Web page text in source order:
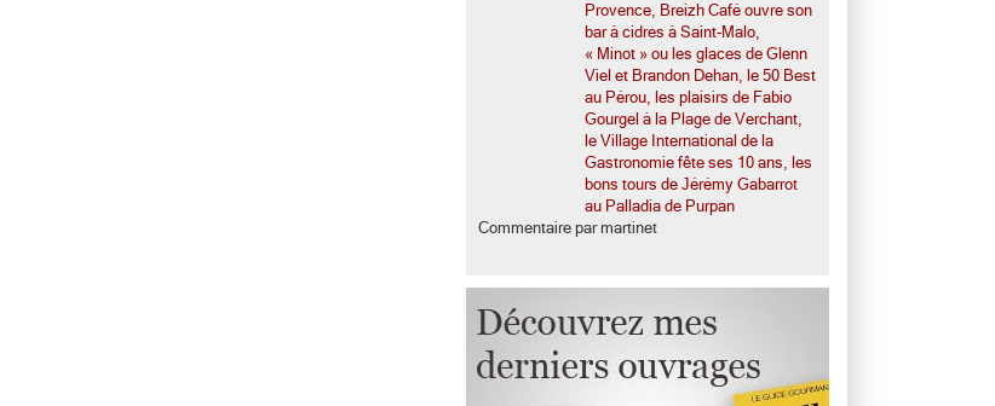
Provence, Breizh Café ouvre son
bar à cidres à Saint-Malo,
« Minot » ou les glaces de Glenn
Viel et Brandon Dehan, le 50 Best
au Pérou, les plaisirs de Fabio
Gourgel à la Plage de Verchant,
le Village International de la
Gastronomie fête ses 10 ans, les
bons tours de Jérémy Gabarrot
au Palladia de Purpan
Commentaire par martinet